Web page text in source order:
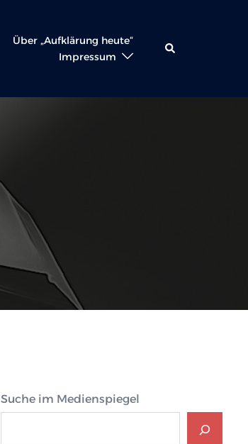
Über „Aufklärung heute“
Impressum
Suche
Suche im Medienspiegel